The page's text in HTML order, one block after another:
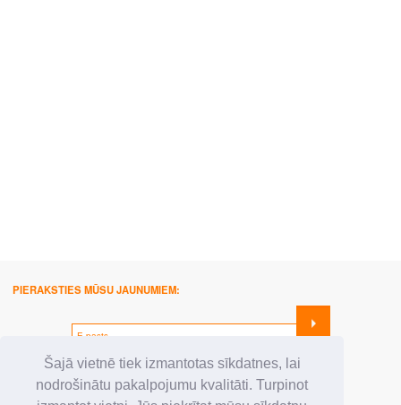
Šajā vietnē tiek izmantotas sīkdatnes, lai
nodrošinātu pakalpojumu kvalitāti. Turpinot
PIERAKSTIES MŪSU JAUNUMIEM:
SEKO MUMS: